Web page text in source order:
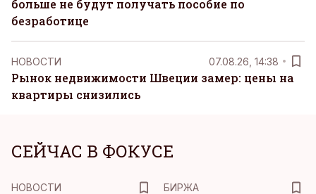
больше не будут получать пособие по
безработице
НОВОСТИ 07.08.26, 14:38
Рынок недвижимости Швеции замер: цены на
квартиры снизились
СЕЙЧАС В ФОКУСЕ
НОВОСТИ
БИРЖА